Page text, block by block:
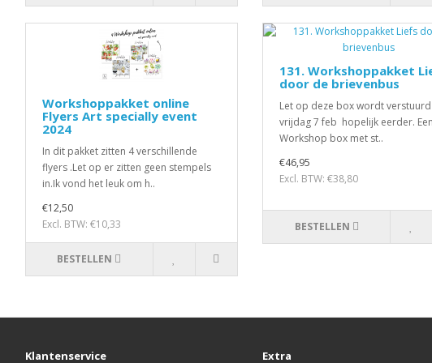
Workshoppakket online
Flyers Art specially event
2024
In dit pakket zitten 4 verschillende
flyers .Let op er zitten geen stempels
in.Ik vond het leuk om h..
€12,50
Excl. BTW: €10,33
BESTELLEN
131. Workshoppakket
door de brievenbus
Let op deze box wordt
vrijdag 7 feb hopelijk eerder. Een
Workshop box met st..
€46,95
Excl. BTW: €38,80
BESTELLEN
Klantenservice Extra